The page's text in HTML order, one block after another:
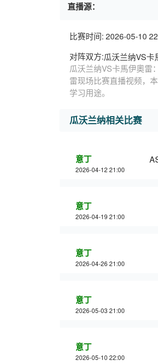
直播源：
比赛时间: 2026-05-10
对阵双方:瓜沃兰纳VS卡
瓜沃兰纳VS卡馬伊奧雷
雷现场比赛直播视频，
学习用途。
瓜沃兰纳相关比赛
意丁
2026-04-12 21:00
意丁
2026-04-19 21:00
意丁
2026-04-26 21:00
意丁
2026-05-03 21:00
意丁
2026-05-10 22:00